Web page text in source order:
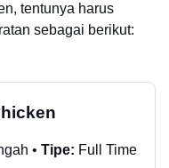
tentunya harus
sebagai berikut:
• Tipe: Full Time